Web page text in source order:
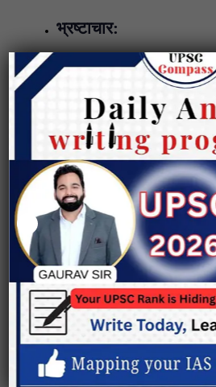
भ्रष्टाचार:
सड़क परिवहन
के कारण ड्राइविंग
अक्सर त्रुटिपूर्ण होते
कार्यान्वयन संबंधी समस्याएँ:
यातायात कानूनों
जिससे नियमों की
व्यवहार संबंधी समस्याएँ:
अति-आत्मविश्वास,
और सांस्कृतिक
पर ध्यान कम करते हैं
ड्राइविंग अनुशासन सुनिश्चित